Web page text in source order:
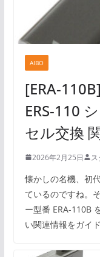
AIBO
[ERA-
ERS-110
セル交換
2026年2月25日
懐かしの名機、初
ているのですね。
ー型番 ERA-110B
い関連情報をガイ